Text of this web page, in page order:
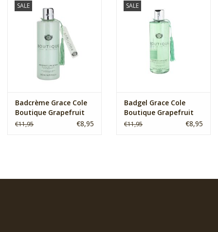
Soap
Blogs
SALE
Badcrème Grace Cole
Boutique Grapefruit
Lime & Mint
€11,95 €8,95
SALE
Badgel Grace Cole
Boutique Grapefruit
Lime & Mint
€11,95 €8,95